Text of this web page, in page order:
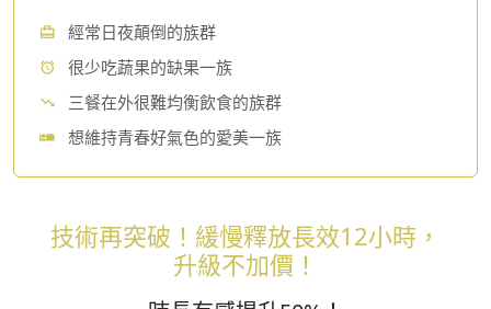
經常日夜顛倒的族群
很少吃蔬果的缺果一族
三餐在外很難均衡飲食的族群
想維持青春好氣色的愛美一族
技術再突破！緩慢釋放長效12小時，
升級不加價！